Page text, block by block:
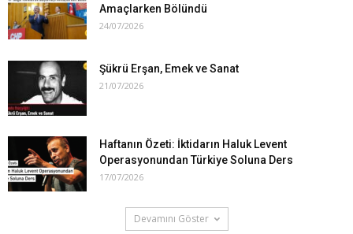
Amaçlarken Bölündü
24/07/2026
Şükrü Erşan, Emek ve Sanat
21/07/2026
Haftanın Özeti: İktidarın Haluk Levent
Operasyonundan Türkiye Soluna Ders
17/07/2026
Devamını Göster